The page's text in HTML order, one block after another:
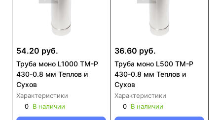
54.20 руб.
Труба моно L1000 ТМ-Р
430-0.8 мм Теплов и
Сухов
Характеристики
0 В наличии
36.60 руб.
Труба моно L500 ТМ-Р
430-0.8 мм Теплов и
Сухов
Характеристики
0 В наличии